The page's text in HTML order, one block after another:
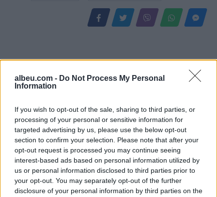
albeu.com - Do Not Process My Personal
Information
If you wish to opt-out of the sale, sharing to third parties, or
processing of your personal or sensitive information for
targeted advertising by us, please use the below opt-out
section to confirm your selection. Please note that after your
opt-out request is processed you may continue seeing
interest-based ads based on personal information utilized by
us or personal information disclosed to third parties prior to
your opt-out. You may separately opt-out of the further
disclosure of your personal information by third parties on the
Përshkallëzimi rajonal
rikthen Jemenin në fokus,
sulmet e Huthive shtojnë
rrezikun e zgjerimit të
luftës
Tajfuni “Dolphin” prek
Azinë, mbi 1,300 fluturime
anulohen dhe më shumë
se 400 mijë banorë
evakuohen